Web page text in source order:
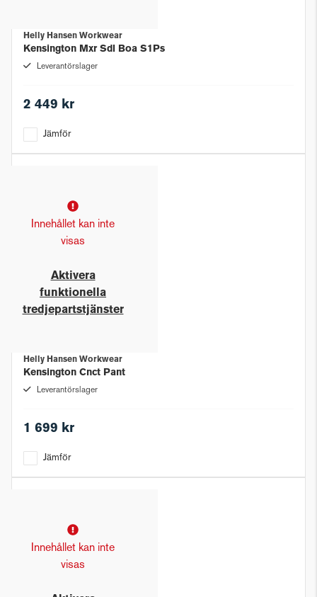
Helly Hansen Workwear
Kensington Mxr Sdl Boa S1Ps
Leverantörslager
2 449 kr
Jämför
Innehållet kan inte
visas
Aktivera
funktionella
tredjepartstjänster
Helly Hansen Workwear
Kensington Cnct Pant
Leverantörslager
1 699 kr
Jämför
Innehållet kan inte
visas